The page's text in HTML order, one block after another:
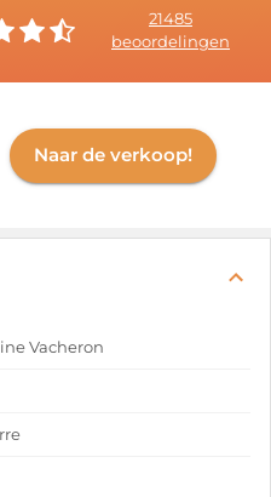
21485
beoordelingen
Naar de verkoop!
Vacheron